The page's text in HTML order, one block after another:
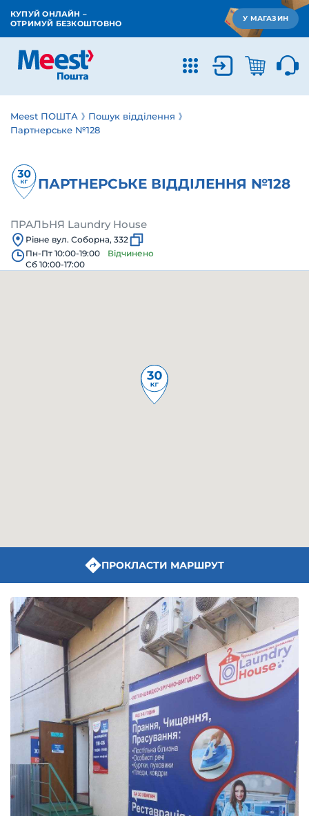
КУПУЙ ОНЛАЙН –
ОТРИМУЙ БЕЗКОШТОВНО
У МАГАЗИН
Meest ПОШТА
Пошук відділення
Партнерське №128
ПАРТНЕРСЬКЕ ВІДДІЛЕННЯ №128
ПРАЛЬНЯ Laundry House
Рівне вул. Соборна, 332
Пн-Пт 10:00-19:00
Відчинено
Сб 10:00-17:00
ПРОКЛАСТИ МАРШРУТ